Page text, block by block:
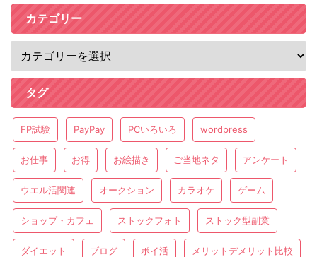
カテゴリー
タグ
FP試験 PayPay PCいろいろ wordpress
お仕事 お得 お絵描き ご当地ネタ アンケート
ウエル活関連 オークション カラオケ ゲーム
ショップ・カフェ ストックフォト ストック型副業
ダイエット ブログ ポイ活 メリットデメリット比較